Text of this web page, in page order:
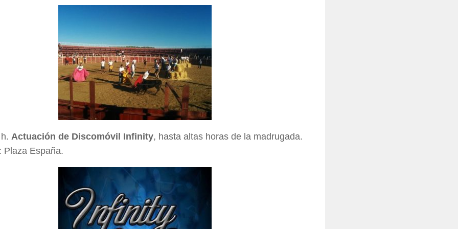
Actuación de Discomóvil Infinity, hasta altas horas de la madrugada.
Plaza España.